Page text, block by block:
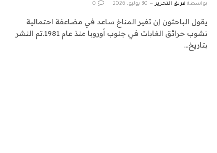
بواسطة فريق التحرير 30 يوليو، 2026 0
يقول الباحثون إن تغير المناخ ساعد في مضاعفة احتمالية
نشوب حرائق الغابات في جنوب أوروبا منذ عام 1981.تم النشر
بتاريخ…